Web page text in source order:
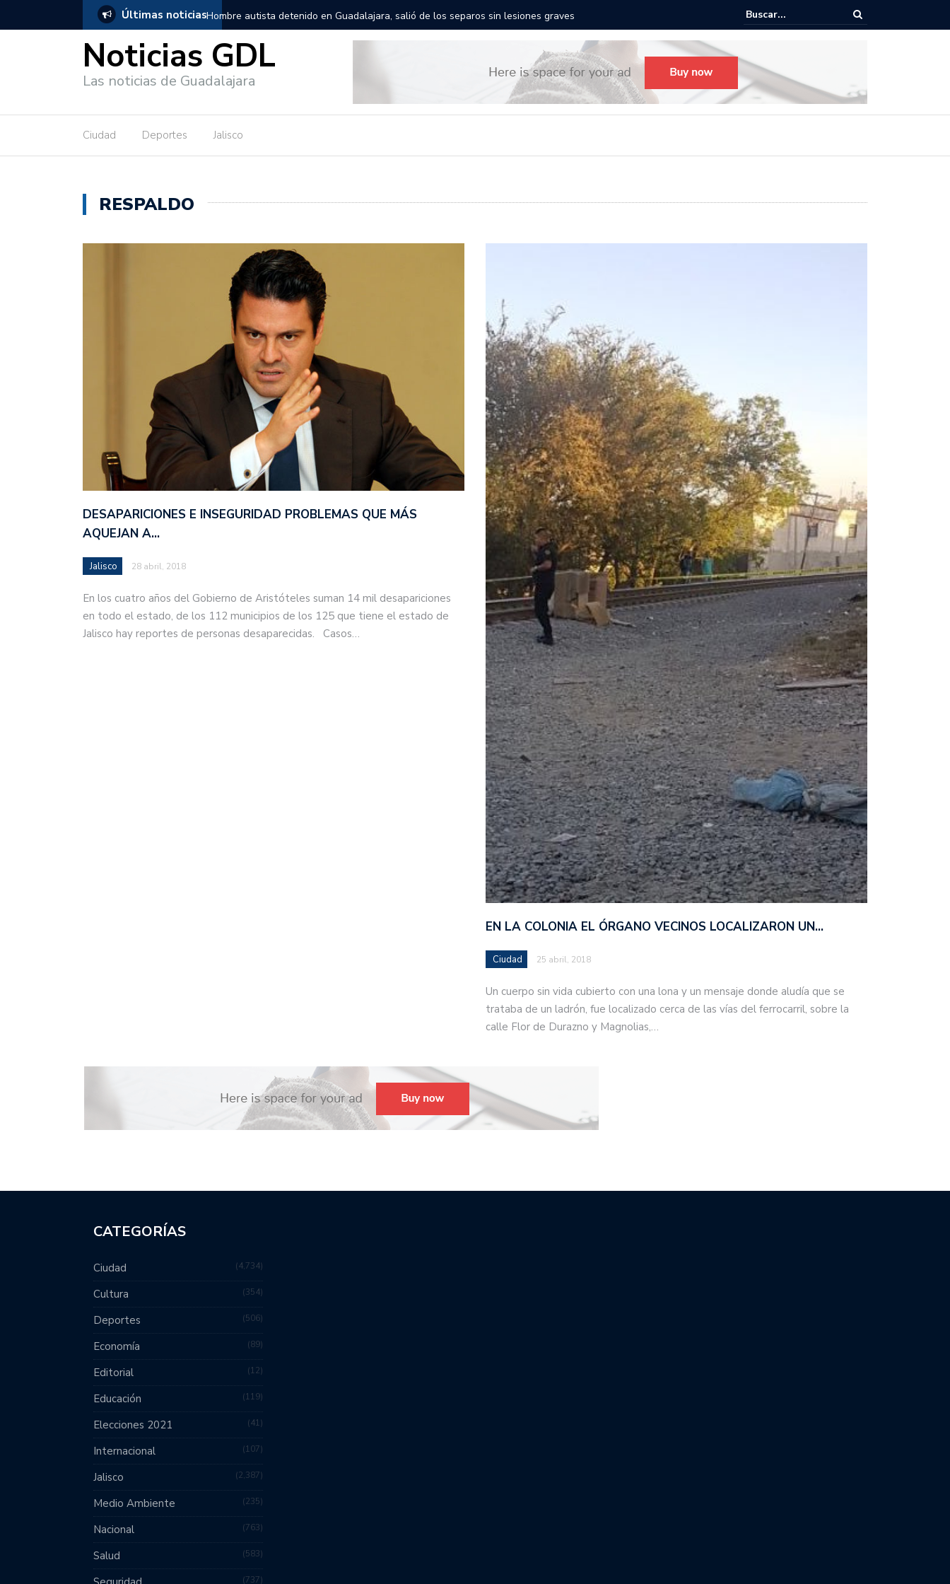
Últimas noticias
Guadalajara, salió de los separos sin lesiones graves Títeres gigantes recorrerán las calles de Guadalajara: aparta la fecha Todo listo para el Festival Desfile Día de Muertos 2025 en
Noticias GDL
Las noticias de Guadalajara
Ciudad Deportes Jalisco
RESPALDO
DESAPARICIONES E INSEGURIDAD PROBLEMAS QUE MÁS
AQUEJAN A…
Jalisco 28 abril, 2018
En los cuatro años del Gobierno de Aristóteles suman 14 mil desapariciones
en todo el estado, de los 112 municipios de los 125 que tiene el estado de
Jalisco hay reportes de personas desaparecidas. Casos…
EN LA COLONIA EL ÓRGANO VECINOS LOCALIZARON UN…
Ciudad 25 abril, 2018
Un cuerpo sin vida cubierto con una lona y un mensaje donde aludía que se
trataba de un ladrón, fue localizado cerca de las vías del ferrocarril, sobre la
calle Flor de Durazno y Magnolias,…
CATEGORÍAS
Ciudad 4,734
Cultura 354
Deportes 506
Economía 89
Editorial 12
Educación 119
Elecciones 2021 41
Internacional 107
Jalisco 2,387
Medio Ambiente 235
Nacional 763
Salud 583
737